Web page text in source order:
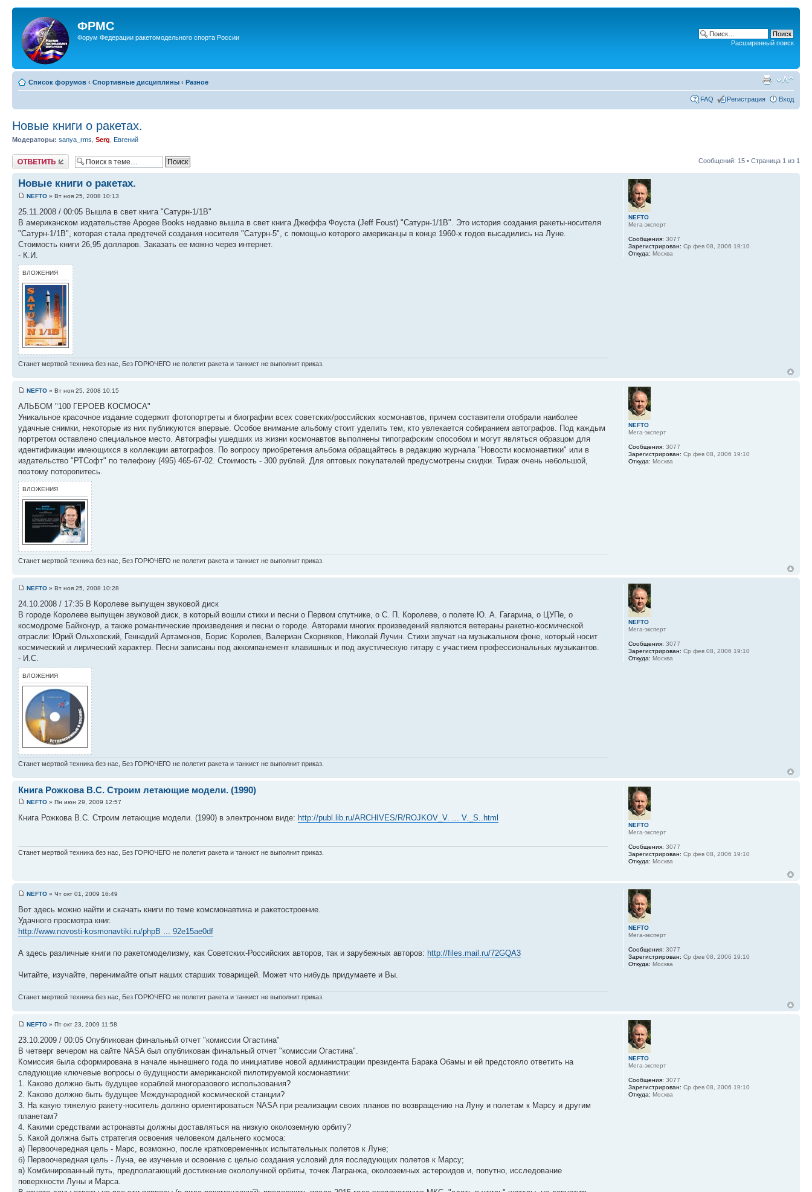
ФРМС
Форум Федерации ракетомодельного спорта России
Расширенный поиск
Список форумов ‹ Спортивные дисциплины ‹ Разное
FAQ Регистрация Вход
Новые книги о ракетах.
Модераторы: sanya_rms Serg Евгений
Ответить Сообщений: 15 • Страница 1 из 1
Новые книги о ракетах.
NEFTO » Вт ноя 25, 2008 10:13
25.11.2008 / 00:05 Вышла в свет книга "Сатурн-1/1В"
В американском издательстве Apogee Books недавно вышла в свет книга Джеффа Фоуста (Jeff Foust) "Сатурн-1/1В". Это история создания ракеты-носителя
"Сатурн-1/1В", которая стала предтечей создания носителя "Сатурн-5", с помощью которого американцы в конце 1960-х годов высадились на Луне.
Стоимость книги 26,95 долларов. Заказать ее можно через интернет.
- К.И.
ВЛОЖЕНИЯ
Станет мертвой техника без нас, Без ГОРЮЧЕГО не полетит ракета и танкист не выполнит приказ.
NEFTO
Мега-эксперт
Сообщения: 3077
Зарегистрирован: Ср фев 08, 2006 19:10
Откуда: Москва
NEFTO » Вт ноя 25, 2008 10:15
АЛЬБОМ "100 ГЕРОЕВ КОСМОСА"
Уникальное красочное издание содержит фотопортреты и биографии всех советских/российских космонавтов, причем составители отобрали наиболее
удачные снимки, некоторые из них публикуются впервые. Особое внимание альбому стоит уделить тем, кто увлекается собиранием автографов. Под каждым
портретом оставлено специальное место. Автографы ушедших из жизни космонавтов выполнены типографским способом и могут являться образцом для
идентификации имеющихся в коллекции автографов. По вопросу приобретения альбома обращайтесь в редакцию журнала "Новости космонавтики" или в
издательство "РТСофт" по телефону (495) 465-67-02. Стоимость - 300 рублей. Для оптовых покупателей предусмотрены скидки. Тираж очень небольшой,
поэтому поторопитесь.
ВЛОЖЕНИЯ
Станет мертвой техника без нас, Без ГОРЮЧЕГО не полетит ракета и танкист не выполнит приказ.
NEFTO
Мега-эксперт
Сообщения: 3077
Зарегистрирован: Ср фев 08, 2006 19:10
Откуда: Москва
NEFTO » Вт ноя 25, 2008 10:28
24.10.2008 / 17:35 В Королеве выпущен звуковой диск
В городе Королеве выпущен звуковой диск, в который вошли стихи и песни о Первом спутнике, о С. П. Королеве, о полете Ю. А. Гагарина, о ЦУПе, о
космодроме Байконур, а также романтические произведения и песни о городе. Авторами многих произведений являются ветераны ракетно-космической
отрасли: Юрий Ольховский, Геннадий Артамонов, Борис Королев, Валериан Скорняков, Николай Лучин. Стихи звучат на музыкальном фоне, который носит
космический и лирический характер. Песни записаны под аккомпанемент клавишных и под акустическую гитару с участием профессиональных музыкантов.
- И.С.
ВЛОЖЕНИЯ
Станет мертвой техника без нас, Без ГОРЮЧЕГО не полетит ракета и танкист не выполнит приказ.
NEFTO
Мега-эксперт
Сообщения: 3077
Зарегистрирован: Ср фев 08, 2006 19:10
Откуда: Москва
Книга Рожкова В.С. Строим летающие модели. (1990)
NEFTO » Пн июн 29, 2009 12:57
Книга Рожкова В.С. Строим летающие модели. (1990) в электронном виде: http://publ.lib.ru/ARCHIVES/R/ROJKOV_V. ... V._S..html
Станет мертвой техника без нас, Без ГОРЮЧЕГО не полетит ракета и танкист не выполнит приказ.
NEFTO
Мега-эксперт
Сообщения: 3077
Зарегистрирован: Ср фев 08, 2006 19:10
Откуда: Москва
NEFTO » Чт окт 01, 2009 16:49
Вот здесь можно найти и скачать книги по теме комсмонавтика и ракетостроение.
Удачного просмотра книг.
http://www.novosti-kosmonavtiki.ru/phpB ... 92e15ae0df
А здесь различные книги по ракетомоделизму, как Советских-Российских авторов, так и зарубежных авторов: http://files.mail.ru/72GQA3
Читайте, изучайте, перенимайте опыт наших старших товарищей. Может что нибудь придумаете и Вы.
Станет мертвой техника без нас, Без ГОРЮЧЕГО не полетит ракета и танкист не выполнит приказ.
NEFTO
Мега-эксперт
Сообщения: 3077
Зарегистрирован: Ср фев 08, 2006 19:10
Откуда: Москва
NEFTO » Пт окт 23, 2009 11:58
23.10.2009 / 00:05 Опубликован финальный отчет "комиссии Огастина"
В четверг вечером на сайте NASA был опубликован финальный отчет "комиссии Огастина".
Комиссия была сформирована в начале нынешнего года по инициативе новой администрации президента Барака Обамы и ей предстояло ответить на
следующие ключевые вопросы о будущности американской пилотируемой космонавтики:
1. Каково должно быть будущее кораблей многоразового использования?
2. Каково должно быть будущее Международной космической станции?
3. На какую тяжелую ракету-носитель должно ориентироваться NASA при реализации своих планов по возвращению на Луну и полетам к Марсу и другим
планетам?
4. Какими средствами астронавты должны доставляться на низкую околоземную орбиту?
5. Какой должна быть стратегия освоения человеком дальнего космоса:
а) Первоочередная цель - Марс, возможно, после кратковременных испытательных полетов к Луне;
б) Первоочередная цель - Луна, ее изучение и освоение с целью создания условий для последующих полетов к Марсу;
в) Комбинированный путь, предполагающий достижение окололунной орбиты, точек Лагранжа, околоземных астероидов и, попутно, исследование
поверхности Луны и Марса.
NEFTO
Мега-эксперт
Сообщения: 3077
Зарегистрирован: Ср фев 08, 2006 19:10
Откуда: Москва